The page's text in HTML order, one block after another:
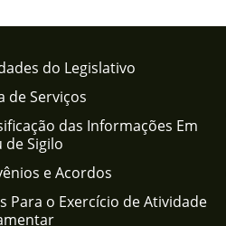
do Legislativo
de Serviços
das Informações Em
de Sigilo
e Acordos
Para o Exercício de Atividade